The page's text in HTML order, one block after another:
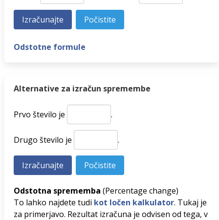
Odstotne formule
Alternative za izračun spremembe
Prvo število je .
Drugo število je .
Odstotna sprememba (Percentage change)
To lahko najdete tudi kot ločen kalkulator. Tukaj je
za primerjavo. Rezultat izračuna je odvisen od tega, v